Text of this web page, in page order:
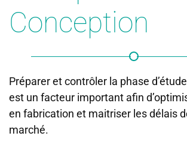
Conception
Préparer et contrôler la phase
est un facteur important afin
en fabrication et maitriser les délais
marché.